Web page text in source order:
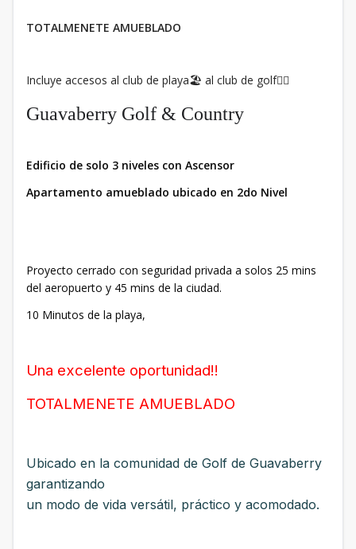
TOTALMENETE AMUEBLADO
Incluye accesos al club de playa🏖 al club de golf🏌️‍♂️
Guavaberry Golf & Country
Edificio de solo 3 niveles con Ascensor
Apartamento amueblado ubicado en 2do Nivel
Proyecto cerrado con seguridad privada a solos 25 mins
del aeropuerto y 45 mins de la ciudad.
10 Minutos de la playa,
Una excelente oportunidad!!
TOTALMENETE AMUEBLADO
Ubicado en la comunidad de Golf de Guavaberry
garantizando
un modo de vida versátil, práctico y acomodado.